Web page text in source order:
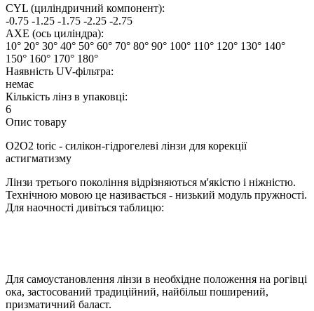
CYL (циліндричний компонент):
-0.75 -1.25 -1.75 -2.25 -2.75
AXE (ось циліндра):
10° 20° 30° 40° 50° 60° 70° 80° 90° 100° 110° 120° 130° 140°
150° 160° 170° 180°
Наявнiсть UV-фiльтра:
немає
Кiлькiсть лiнз в упаковцi:
6
Опис товару
O2O2 toric - силікон-гідрогелеві лінзи для корекції
астигматизму
Лінзи третього покоління відрізняються м'якістю і ніжністю.
Технічною мовою це називається - низький модуль пружності.
Для наочності дивіться таблицю:
Для самоустановлення лінзи в необхідне положення на рогівці
ока, застосований традиційний, найбільш поширений,
призматичний баласт.